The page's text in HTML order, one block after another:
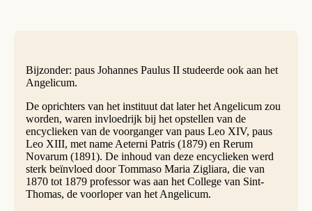
Bijzonder: paus Johannes Paulus II studeerde ook aan het
Angelicum.
De oprichters van het instituut dat later het Angelicum zou
worden, waren invloedrijk bij het opstellen van de
encyclieken van de voorganger van paus Leo XIV, paus
Leo XIII, met name Aeterni Patris (1879) en Rerum
Novarum (1891). De inhoud van deze encyclieken werd
sterk beïnvloed door Tommaso Maria Zigliara, die van
1870 tot 1879 professor was aan het College van Sint-
Thomas, de voorloper van het Angelicum.